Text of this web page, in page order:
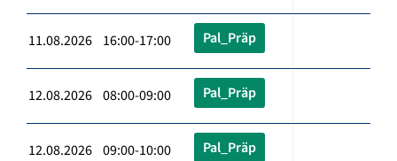
11.08.2026 16:00-17:00 Pal_Präp
12.08.2026 08:00-09:00 Pal_Präp
12.08.2026 09:00-10:00 Pal_Präp